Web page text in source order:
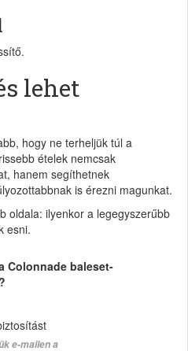
lehet
hogy ne terheljük túl a
ételek nemcsak
hanem segíthetnek
is érezni magunkat.
oldala: ilyenkor a legegyszerűbb
esni.
Colonnade baleset-
e-mailen a